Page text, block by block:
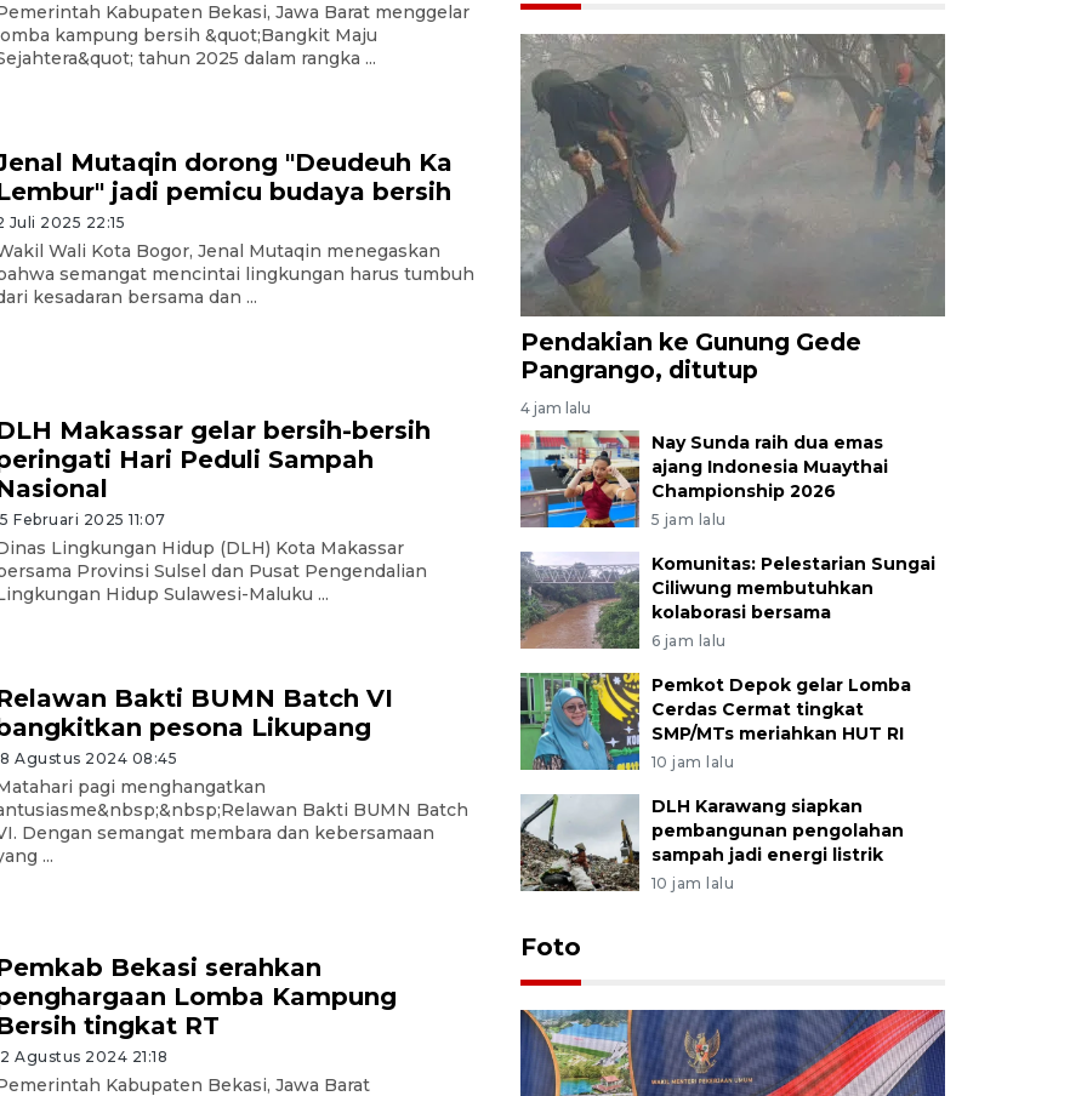
Kabupaten Bekasi, Jawa Barat menggelar
kampung bersih &quot;Bangkit Maju
tahun 2025 dalam rangka ...
Mutaqin dorong "Deudeuh Ka
jadi pemicu budaya bersih
Juli 2025 22:15
Wali Kota Bogor, Jenal Mutaqin menegaskan
semangat mencintai lingkungan harus tumbuh
kesadaran bersama dan ...
Makassar gelar bersih-bersih
Hari Peduli Sampah
Februari 2025 11:07
Lingkungan Hidup (DLH) Kota Makassar
Provinsi Sulsel dan Pusat Pengendalian
Hidup Sulawesi-Maluku ...
Bakti BUMN Batch VI
pesona Likupang
Agustus 2024 08:45
pagi menghangatkan
Bakti BUMN Batch
Dengan semangat membara dan kebersamaan
...
Bekasi serahkan
Lomba Kampung
tingkat RT
Agustus 2024 21:18
Kabupaten Bekasi, Jawa Barat
Pendakian ke Gunung Gede
Pangrango, ditutup
4 jam lalu
Nay Sunda raih dua emas
ajang Indonesia Muaythai
Championship 2026
5 jam lalu
Komunitas: Pelestarian Sungai
Ciliwung membutuhkan
kolaborasi bersama
6 jam lalu
Pemkot Depok gelar Lomba
Cerdas Cermat tingkat
SMP/MTs meriahkan HUT RI
10 jam lalu
DLH Karawang siapkan
pembangunan pengolahan
sampah jadi energi listrik
10 jam lalu
Foto